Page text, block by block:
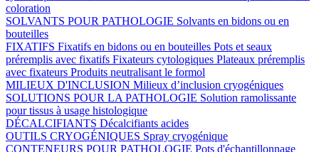
coloration
SOLVANTS POUR PATHOLOGIE Solvants en bidons ou en
bouteilles
FIXATIFS Fixatifs en bidons ou en bouteilles Pots et seaux
préremplis avec fixatifs Fixateurs cytologiques Plateaux préremplis
avec fixateurs Produits neutralisant le formol
MILIEUX D'INCLUSION Milieux d’inclusion cryogéniques
SOLUTIONS POUR LA PATHOLOGIE Solution ramolissante
pour tissus à usage histologique
DÉCALCIFIANTS Décalcifiants acides
OUTILS CRYOGÉNIQUES Spray cryogénique
CONTENEURS POUR PATHOLOGIE Pots d'échantillonnage